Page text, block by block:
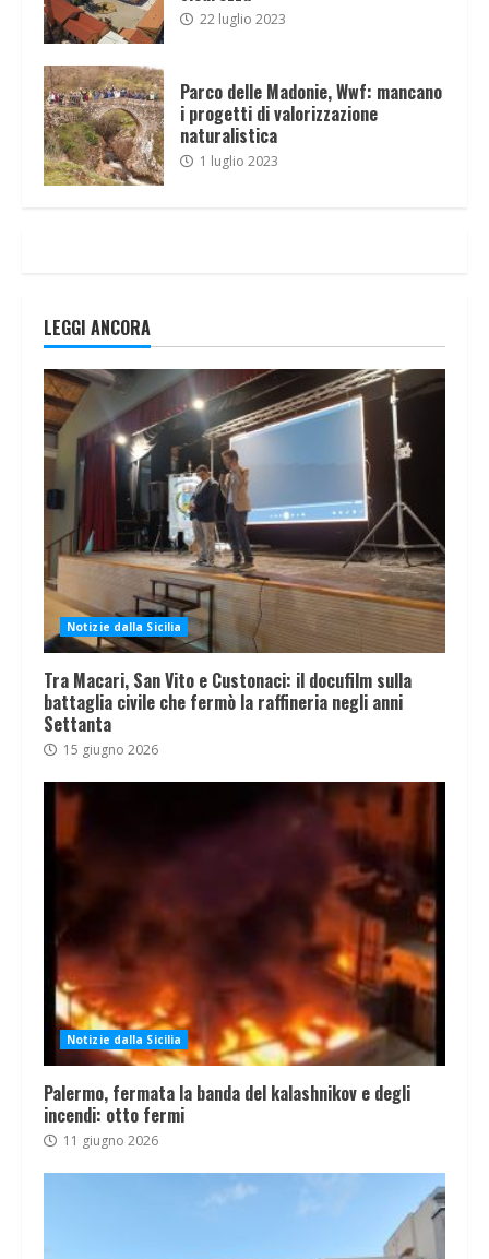
22 luglio 2023
Parco delle Madonie, Wwf: mancano
i progetti di valorizzazione
naturalistica
1 luglio 2023
LEGGI ANCORA
Notizie dalla Sicilia
Tra Macari, San Vito e Custonaci: il docufilm sulla
battaglia civile che fermò la raffineria negli anni
Settanta
15 giugno 2026
Notizie dalla Sicilia
Palermo, fermata la banda del kalashnikov e degli
incendi: otto fermi
11 giugno 2026